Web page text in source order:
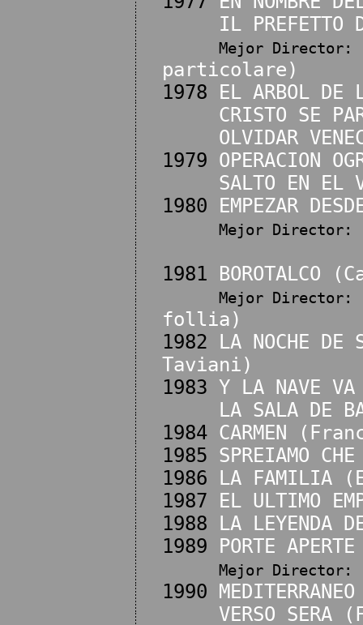
IL
Mejor Director:
particolare)
1978
EL ARBOL DE
CRISTO SE
OLVIDAR
1979 OPERACION
SALTO EN
1980
EMPEZAR
Mejor Director:
1981 BOROTALCO
Mejor Director:
follia)
1982
LA NOCHE
Taviani)
1983 Y LA NAVE
LA SALA DE
1984 CARMEN
1985 SPREIAMO
1986
LA FAMILIA
1987
EL ULTIMO
1988
LA LEYENDA
1989
PORTE
Mejor Director:
1990
VERSO